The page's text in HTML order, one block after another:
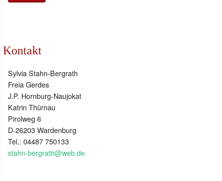
Kontakt
Sylvia Stahn-Bergrath
Freia Gerdes
J.P. Hornburg-Naujokat
Katrin Thürnau
Pirolweg 6
D-26203 Wardenburg
Tel.: 04487 750133
stahn-bergrath@web.de